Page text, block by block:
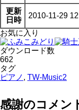
更新
日時
2010-11-29
お気に入り
ダウンロード数
662
タグ
ピアノ , TW-Music2
感謝のコメン